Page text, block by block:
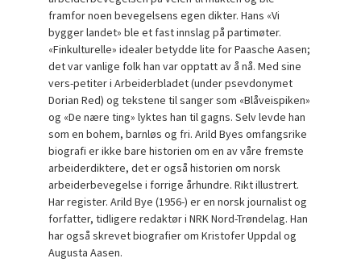
framfor noen bevegelsens egen dikter. Hans «Vi
bygger landet» ble et fast innslag på partimøter.
«Finkulturelle» idealer betydde lite for Paasche Aasen;
det var vanlige folk han var opptatt av å nå. Med sine
vers-petiter i Arbeiderbladet (under psevdonymet
Dorian Red) og tekstene til sanger som «Blåveispiken»
og «De nære ting» lyktes han til gagns. Selv levde han
som en bohem, barnløs og fri. Arild Byes omfangsrike
biografi er ikke bare historien om en av våre fremste
arbeiderdiktere, det er også historien om norsk
arbeiderbevegelse i forrige århundre. Rikt illustrert.
Har register. Arild Bye (1956-) er en norsk journalist og
forfatter, tidligere redaktør i NRK Nord-Trøndelag. Han
har også skrevet biografier om Kristofer Uppdal og
Augusta Aasen.